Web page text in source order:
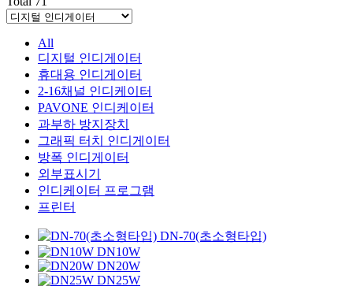
All
디지털 인디게이터
휴대용 인디게이터
2-16채널 인디케이터
PAVONE 인디케이터
과부하 방지장치
그래픽 터치 인디게이터
방폭 인디게이터
외부표시기
인디케이터 프로그램
프린터
DN-70(초소형타입)
DN10W
DN20W
DN25W